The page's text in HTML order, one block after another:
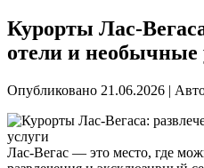
Курорты Лас-
отели и необычные
Опубликовано 21.06.2026 |
Лас-Вегас — это место, где